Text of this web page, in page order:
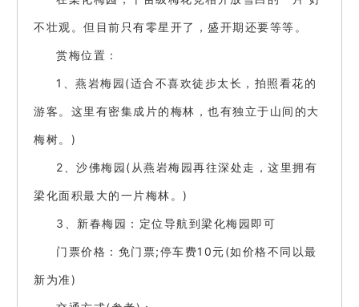
不壮观。但目前只有零星开了，盛开期还要等等。
赏梅位置：
1、燕岩梅园(适合不喜欢徒步太长，拍照看花的
游客。这里有密集成片的梅林，也有独立于山间的大
梅树。)
2、沙佛梅园(从燕岩梅园再往深处走，这里拥有
梁化面积最大的一片梅林。)
3、新春梅园：定位导航到梁化梅园即可
门票价格：免门票;停车费10元(如价格不同以最
新为准)